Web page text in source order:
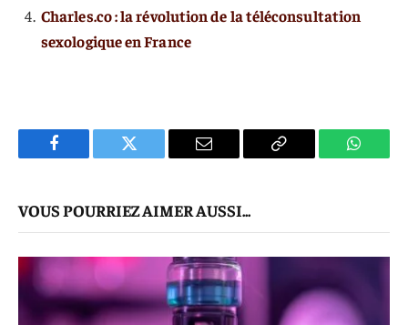
Charles.co : la révolution de la téléconsultation
sexologique en France
Facebook Twitter
E-
Copier
VOUS POURRIEZ AIMER AUSSI...